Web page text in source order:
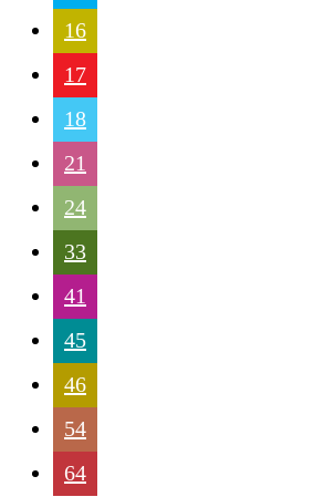
16
17
18
21
24
33
41
45
46
54
64